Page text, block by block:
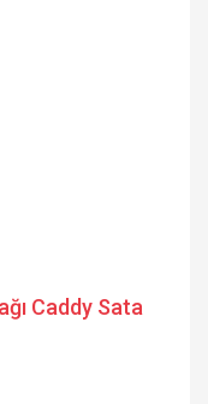
Caddy Sata